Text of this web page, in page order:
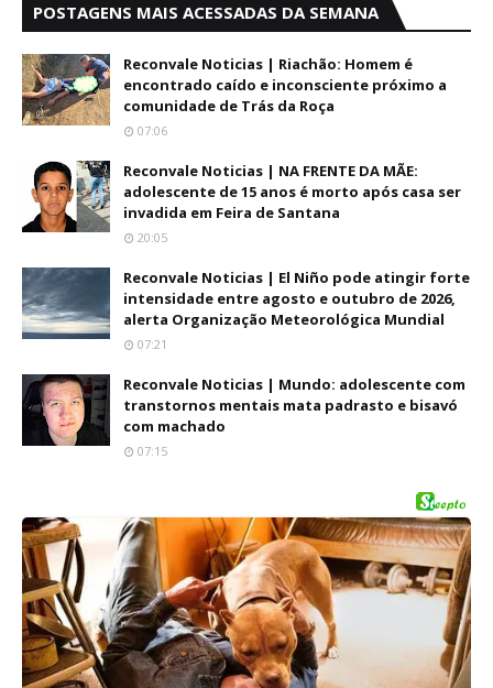
POSTAGENS MAIS ACESSADAS DA SEMANA
Reconvale Noticias | Riachão: Homem é
encontrado caído e inconsciente próximo a
comunidade de Trás da Roça
07:06
Reconvale Noticias | NA FRENTE DA MÃE:
adolescente de 15 anos é morto após casa ser
invadida em Feira de Santana
20:05
Reconvale Noticias | El Niño pode atingir forte
intensidade entre agosto e outubro de 2026,
alerta Organização Meteorológica Mundial
07:21
Reconvale Noticias | Mundo: adolescente com
transtornos mentais mata padrasto e bisavó
com machado
07:15